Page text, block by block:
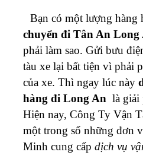
Bạn có một lượng hàng
chuyển đi Tân An Long
phải làm sao. Gửi bưu
tàu xe lại bất tiện vì phải
của xe. Thì ngay lúc này
hàng đi Long An là giải
Hiện nay, Công Ty Vận
một trong số những đơn
Minh cung cấp dịch vụ